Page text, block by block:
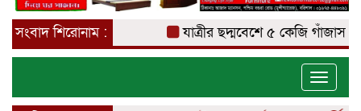
সংবাদ শিরোনাম : যাত্রীর ছদ্মবেশে ৫ কেজি গাঁজাসহ
Toggle